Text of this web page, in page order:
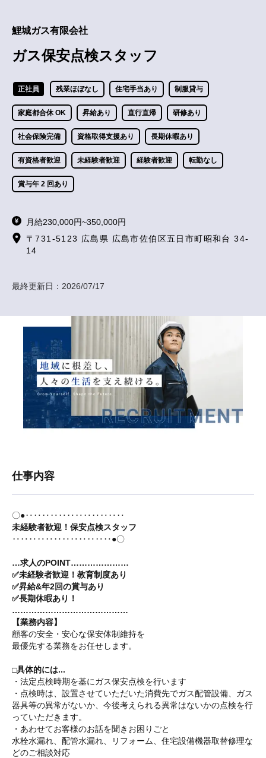
鯉城ガス有限会社
ガス保安点検スタッフ
正社員 残業ほぼなし 住宅手当あり 制服貸与
家庭都合休 OK 昇給あり 直行直帰 研修あり
社会保険完備 資格取得支援あり 長期休暇あり
有資格者歓迎 未経験者歓迎 経験者歓迎 転勤なし
賞与年 2 回あり
月給230,000円~350,000円
〒731-5123 広島県 広島市佐伯区五日市町昭和台 34-
14
最終更新日： 2026/07/17
仕事内容
〇●‥‥‥‥‥‥‥‥‥‥‥‥
未経験者歓迎！保安点検スタッフ
‥‥‥‥‥‥‥‥‥‥‥‥●〇
…求人のPOINT…………………
✅未経験者歓迎！教育制度あり
✅昇給&年2回の賞与あり
✅長期休暇あり！
……………………………………
【業務内容】
顧客の安全・安心な保安体制維持を
最優先する業務をお任せします。
□具体的には...
・法定点検時期を基にガス保安点検を行います
・点検時は、設置させていただいた消費先でガス配管設備、ガス
器具等の異常がないか、今後考えられる異常はないかの点検を行
っていただきます。
・あわせてお客様のお話を聞きお困りごと
水栓水漏れ、配管水漏れ、リフォーム、住宅設備機器取替修理な
どのご相談対応